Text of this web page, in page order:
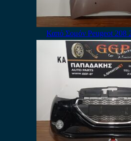
Καπό Σομόν Peugeot 208